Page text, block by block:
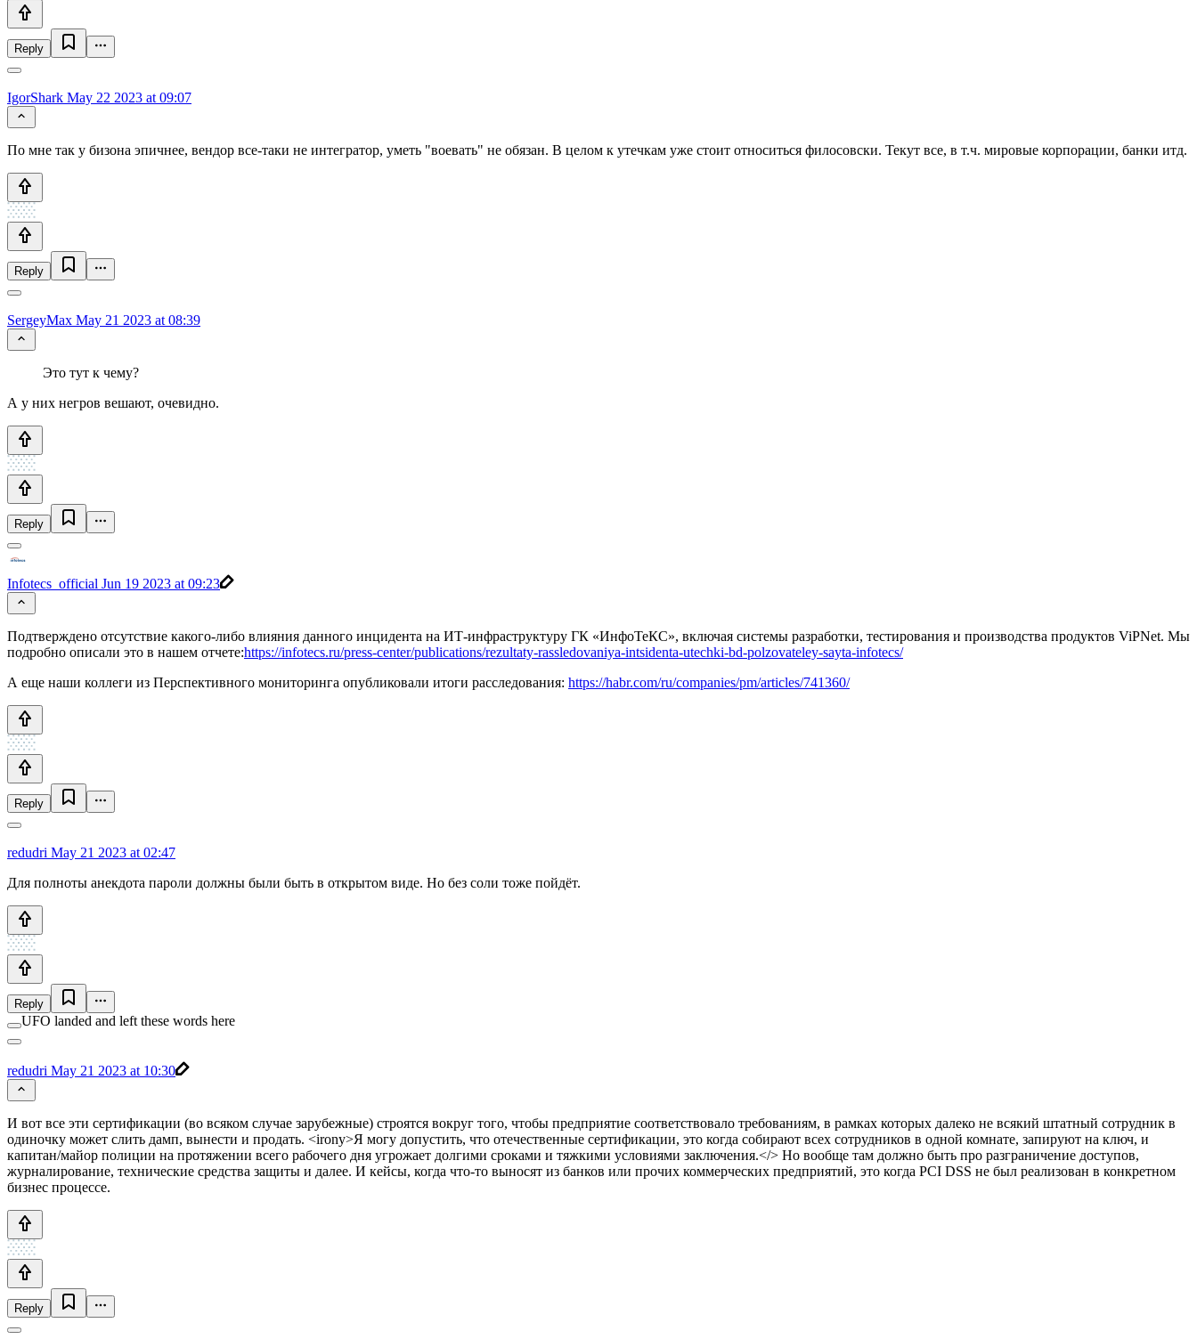
Reply
IgorShark May 22 2023 at 09:07
По мне так у бизона эпичнее, вендор все-таки не интегратор, уметь "воевать" не обязан. В целом к утечкам уже стоит относиться филосовски. Текут все, в т.ч. мировые корпорации, банки итд.
Reply
SergeyMax May 21 2023 at 08:39
Это тут к чему?
А у них негров вешают, очевидно.
Reply
Infotecs_official Jun 19 2023 at 09:23
Подтверждено отсутствие какого-либо влияния данного инцидента на ИТ-инфраструктуру ГК «ИнфоТеКС», включая системы разработки, тестирования и производства продуктов ViPNet. Мы
подробно описали это в нашем отчете:https://infotecs.ru/press-center/publications/rezultaty-rassledovaniya-intsidenta-utechki-bd-polzovateley-sayta-infotecs/
А еще наши коллеги из Перспективного мониторинга опубликовали итоги расследования: https://habr.com/ru/companies/pm/articles/741360/
Reply
redudri May 21 2023 at 02:47
Для полноты анекдота пароли должны были быть в открытом виде. Но без соли тоже пойдёт.
Reply
UFO landed and left these words here
redudri May 21 2023 at 10:30
И вот все эти сертификации (во всяком случае зарубежные) строятся вокруг того, чтобы предприятие соответствовало требованиям, в рамках которых далеко не всякий штатный сотрудник в
одиночку может слить дамп, вынести и продать. <irony>Я могу допустить, что отечественные сертификации, это когда собирают всех сотрудников в одной комнате, запируют на ключ, и
капитан/майор полиции на протяжении всего рабочего дня угрожает долгими сроками и тяжкими условиями заключения.</> Но вообще там должно быть про разграничение доступов,
журналирование, технические средства защиты и далее. И кейсы, когда что-то выносят из банков или прочих коммерческих предприятий, это когда PCI DSS не был реализован в конкретном
бизнес процессе.
Reply